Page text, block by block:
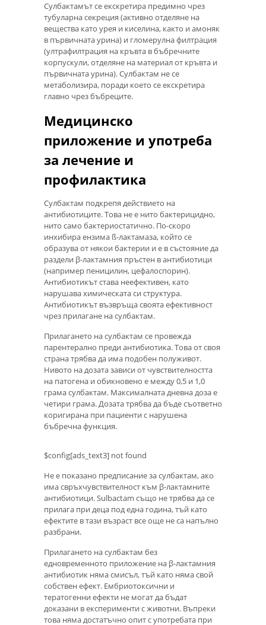
Сулбактамът се екскретира предимно чрез
тубуларна секреция (активно отделяне на
вещества като урея и киселина, както и амоняк
в първичната урина) и гломерулна филтрация
(ултрафилтрация на кръвта в бъбречните
корпускули, отделяне на материал от кръвта и
първичната урина). Сулбактам не се
метаболизира, поради което се екскретира
главно чрез бъбреците.
Медицинско
приложение и употреба
за лечение и
профилактика
Сулбактам подкрепя действието на
антибиотиците. Това не е нито бактерицидно,
нито само бактериостатично. По-скоро
инхибира ензима ß-лактамаза, който се
образува от някои бактерии и е в състояние да
раздели β-лактамния пръстен в антибиотици
(например пеницилин, цефалоспорин).
Антибиотикът става неефективен, като
нарушава химическата си структура.
Антибиотикът възвръща своята ефективност
чрез прилагане на сулбактам.
Прилагането на сулбактам се провежда
парентерално преди антибиотика. Това от своя
страна трябва да има подобен полуживот.
Нивото на дозата зависи от чувствителността
на патогена и обикновено е между 0,5 и 1,0
грама сулбактам. Максималната дневна доза е
четири грама. Дозата трябва да бъде съответно
коригирана при пациенти с нарушена
бъбречна функция.
$config[ads_text3] not found
Не е показано предписание за сулбактам, ако
има свръхчувствителност към β-лактамните
антибиотици. Sulbactam също не трябва да се
прилага при деца под една година, тъй като
ефектите в тази възраст все още не са напълно
разбрани.
Прилагането на сулбактам без
едновременното приложение на β-лактамния
антибиотик няма смисъл, тъй като няма свой
собствен ефект. Ембриотоксични и
тератогенни ефекти не могат да бъдат
доказани в експерименти с животни. Въпреки
това няма достатъчно опит с употребата при